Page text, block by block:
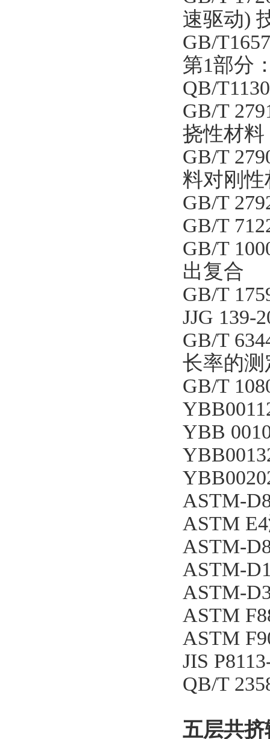
速驱动)
GB/
第1部分
QB/
GB/T
挠性材料
GB/T
料对刚性
GB/T
GB/T
GB/T
出复合
GB/T
JJG 139-
GB/T
长率的测
GB/T
YBB
ASTM-
ASTM
ASTM-
ASTM-
ASTM-
ASTM
ASTM
JIS
QB/T
五层共